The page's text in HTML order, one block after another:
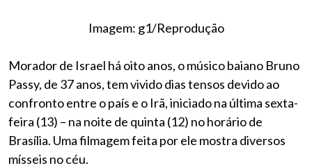
Imagem: g1/Reprodução
Morador de Israel há oito anos, o músico baiano Bruno
Passy, de 37 anos, tem vivido dias tensos devido ao
confronto entre o país e o Irã, iniciado na última sexta-
feira (13) – na noite de quinta (12) no horário de
Brasília. Uma filmagem feita por ele mostra diversos
mísseis no céu.